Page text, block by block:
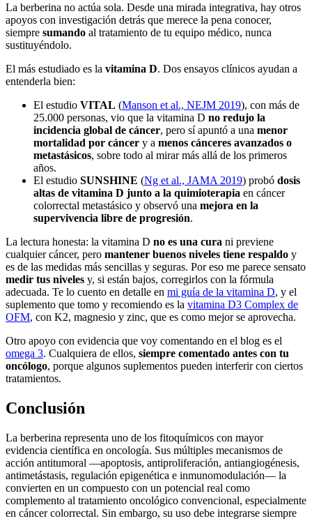
La berberina no actúa sola. Desde una mirada integrativa, hay otros
apoyos con investigación detrás que merece la pena conocer,
siempre sumando al tratamiento de tu equipo médico, nunca
sustituyéndolo.
El más estudiado es la vitamina D. Dos ensayos clínicos ayudan a
entenderla bien:
El estudio VITAL (Manson et al., NEJM 2019), con más de
25.000 personas, vio que la vitamina D no redujo la
incidencia global de cáncer, pero sí apuntó a una menor
mortalidad por cáncer y a menos cánceres avanzados o
metastásicos, sobre todo al mirar más allá de los primeros
años.
El estudio SUNSHINE (Ng et al., JAMA 2019) probó dosis
altas de vitamina D junto a la quimioterapia en cáncer
colorrectal metastásico y observó una mejora en la
supervivencia libre de progresión.
La lectura honesta: la vitamina D no es una cura ni previene
cualquier cáncer, pero mantener buenos niveles tiene respaldo y
es de las medidas más sencillas y seguras. Por eso me parece sensato
medir tus niveles y, si están bajos, corregirlos con la fórmula
adecuada. Te lo cuento en detalle en mi guía de la vitamina D, y el
suplemento que tomo y recomiendo es la vitamina D3 Complex de
OFM, con K2, magnesio y zinc, que es como mejor se aprovecha.
Otro apoyo con evidencia que voy comentando en el blog es el
omega 3. Cualquiera de ellos, siempre comentado antes con tu
oncólogo, porque algunos suplementos pueden interferir con ciertos
tratamientos.
Conclusión
La berberina representa uno de los fitoquímicos con mayor
evidencia científica en oncología. Sus múltiples mecanismos de
acción antitumoral —apoptosis, antiproliferación, antiangiogénesis,
antimetástasis, regulación epigenética e inmunomodulación— la
convierten en un compuesto con un potencial real como
complemento al tratamiento oncológico convencional, especialmente
en cáncer colorrectal. Sin embargo, su uso debe integrarse siempre